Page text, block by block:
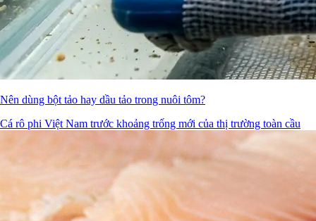
Nên dùng bột tảo hay dầu tảo trong nuôi tôm?
Cá rô phi Việt Nam trước khoảng trống mới của thị trường toàn cầu